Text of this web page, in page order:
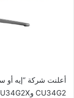
CU34G2 وCU34G2X الجديدة، التي تخاطب عشاق الألعاب.